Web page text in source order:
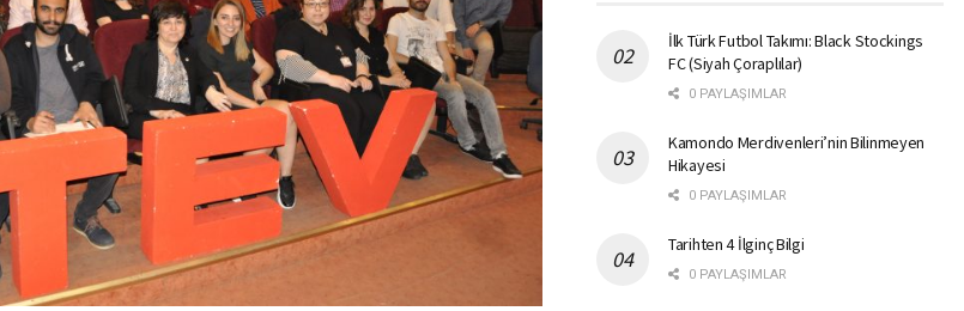
İlk Türk Futbol Takımı: Black Stockings
FC (Siyah Çoraplılar)
0 PAYLAŞIMLAR
Kamondo Merdivenleri’nin Bilinmeyen
Hikayesi
0 PAYLAŞIMLAR
Tarihten 4 İlginç Bilgi
0 PAYLAŞIMLAR